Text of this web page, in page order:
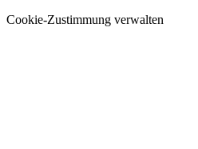
Cookie-Zustimmung verwalten